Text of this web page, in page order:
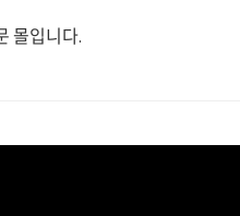
몰입니다.